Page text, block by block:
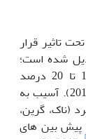
تاثیر قرار
شده است؛
شیوع طول عمر آن در نوجوانان در دامنه 10 تا 20 درصد
، 2018). آسیب به
(ناک، گرین،
پیش بین های